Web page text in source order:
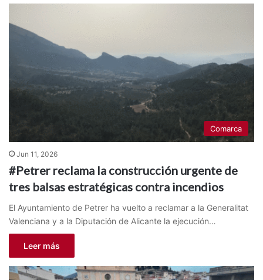
Comarca
Jun 11, 2026
#Petrer reclama la construcción urgente de
tres balsas estratégicas contra incendios
El Ayuntamiento de Petrer ha vuelto a reclamar a la Generalitat
Valenciana y a la Diputación de Alicante la ejecución…
Leer más